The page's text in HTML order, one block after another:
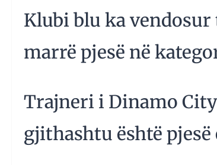
Klubi blu ka vendosur
marrë pjesë në
Trajneri i Dinamo
gjithashtu është